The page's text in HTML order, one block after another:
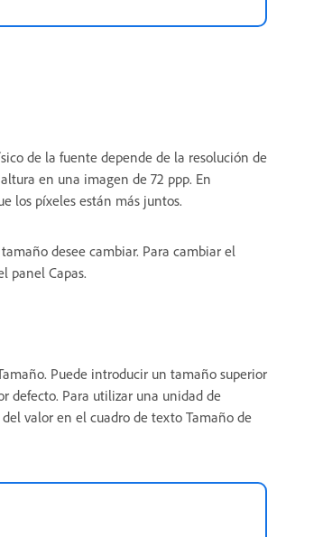
de la fuente depende de la resolución de
en una imagen de 72 ppp. En
los píxeles están más juntos.
desee cambiar. Para cambiar el
panel Capas.
Puede introducir un tamaño superior
defecto. Para utilizar una unidad de
valor en el cuadro de texto Tamaño de